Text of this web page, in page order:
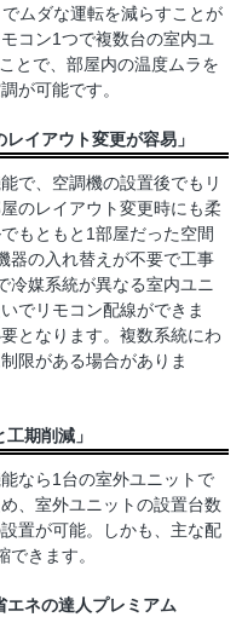
ムダな運転を減らすことが
コン1つで複数台の室内ユ
とで、部屋内の温度ムラを
が可能です。
イアウト変更が容易」
で、空調機の設置後でもリ
のレイアウト変更時にも柔
もともと1部屋だった空間
器の入れ替えが不要で工事
冷媒系統が異なる室内ユニ
でリモコン配線ができま
となります。複数系統にわ
限がある場合がありま
期削減」
なら1台の室外ユニットで
、室外ユニットの設置台数
置が可能。しかも、主な配
きます。
エネの達人プレミアム